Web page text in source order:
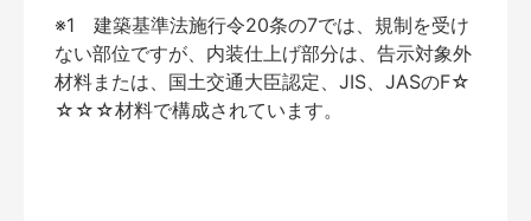
※1 建築基準法施行令20条の7では、規制を受け
ない部位ですが、内装仕上げ部分は、告示対象外
材料または、国土交通大臣認定、JIS、JASのF☆
☆☆☆材料で構成されています。